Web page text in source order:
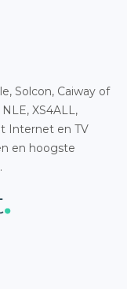
Solcon, Caiway of
XS4ALL,
Internet en TV
en hoogste